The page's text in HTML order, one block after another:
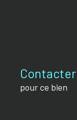
Contacter
pour ce bien